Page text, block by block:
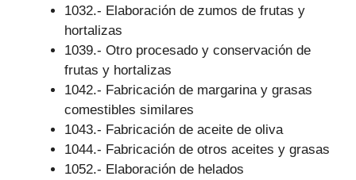
1032.- Elaboración de zumos de frutas y
hortalizas
1039.- Otro procesado y conservación de
frutas y hortalizas
1042.- Fabricación de margarina y grasas
comestibles similares
1043.- Fabricación de aceite de oliva
1044.- Fabricación de otros aceites y grasas
1052.- Elaboración de helados